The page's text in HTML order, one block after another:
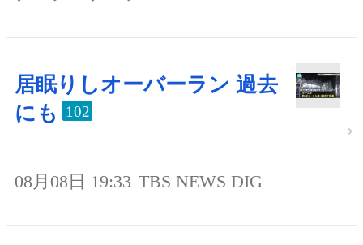
居眠りしオーバーラン 過去
にも
102
08月08日 19:33 TBS NEWS DIG